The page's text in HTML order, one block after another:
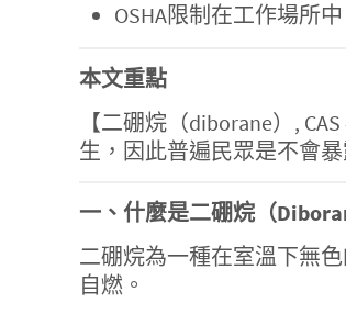
OSHA限制在工作場所
本文重點
【二硼烷（diborane）,
生，因此普遍民眾是不會
一、什麼是二硼烷（
二硼烷為一種在室溫下無
自燃。